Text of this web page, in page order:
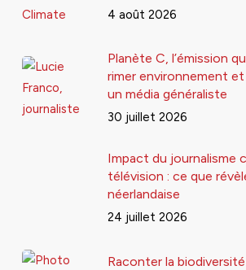
4 août 2026
Planète C, l’émission
rimer environnement
un média généraliste
30 juillet 2026
Impact du journalisme
télévision : ce que
néerlandaise
24 juillet 2026
Raconter la